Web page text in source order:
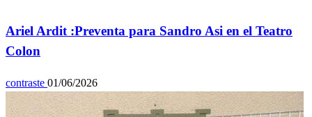
Ariel Ardit :Preventa para Sandro Asi en el Teatro
Colon
contraste 01/06/2026